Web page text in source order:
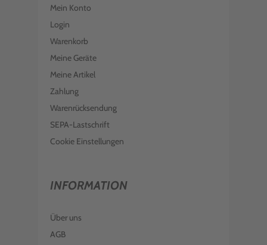
Mein Konto
Login
Warenkorb
Meine Geräte
Meine Artikel
Zahlung
Warenrücksendung
SEPA-Lastschrift
Cookie Einstellungen
INFORMATION
Über uns
AGB